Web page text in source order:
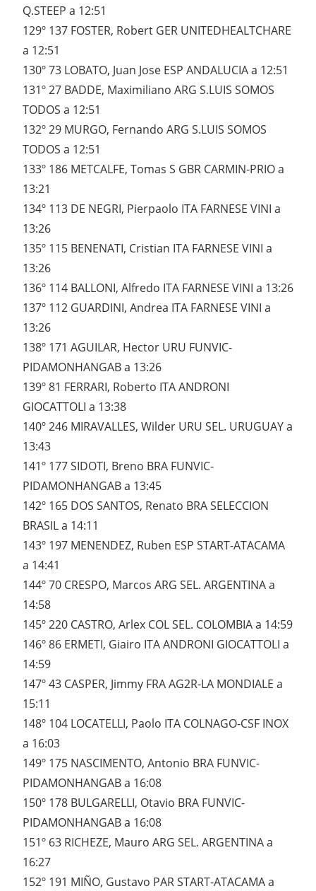
Q.STEEP a 12:51
129º 137 FOSTER, Robert GER UNITEDHEALTCHARE
a 12:51
130º 73 LOBATO, Juan Jose ESP ANDALUCIA a 12:51
131º 27 BADDE, Maximiliano ARG S.LUIS SOMOS
TODOS a 12:51
132º 29 MURGO, Fernando ARG S.LUIS SOMOS
TODOS a 12:51
133º 186 METCALFE, Tomas S GBR CARMIN-PRIO a
13:21
134º 113 DE NEGRI, Pierpaolo ITA FARNESE VINI a
13:26
135º 115 BENENATI, Cristian ITA FARNESE VINI a
13:26
136º 114 BALLONI, Alfredo ITA FARNESE VINI a 13:26
137º 112 GUARDINI, Andrea ITA FARNESE VINI a
13:26
138º 171 AGUILAR, Hector URU FUNVIC-
PIDAMONHANGAB a 13:26
139º 81 FERRARI, Roberto ITA ANDRONI
GIOCATTOLI a 13:38
140º 246 MIRAVALLES, Wilder URU SEL. URUGUAY a
13:43
141º 177 SIDOTI, Breno BRA FUNVIC-
PIDAMONHANGAB a 13:45
142º 165 DOS SANTOS, Renato BRA SELECCION
BRASIL a 14:11
143º 197 MENENDEZ, Ruben ESP START-ATACAMA
a 14:41
144º 70 CRESPO, Marcos ARG SEL. ARGENTINA a
14:58
145º 220 CASTRO, Arlex COL SEL. COLOMBIA a 14:59
146º 86 ERMETI, Giairo ITA ANDRONI GIOCATTOLI a
14:59
147º 43 CASPER, Jimmy FRA AG2R-LA MONDIALE a
15:11
148º 104 LOCATELLI, Paolo ITA COLNAGO-CSF INOX
a 16:03
149º 175 NASCIMENTO, Antonio BRA FUNVIC-
PIDAMONHANGAB a 16:08
150º 178 BULGARELLI, Otavio BRA FUNVIC-
PIDAMONHANGAB a 16:08
151º 63 RICHEZE, Mauro ARG SEL. ARGENTINA a
16:27
152º 191 MIÑO, Gustavo PAR START-ATACAMA a